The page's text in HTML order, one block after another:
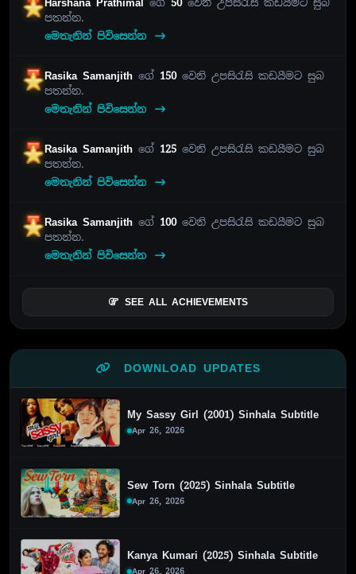
පතන්න.
මෙතැනින් පිවිසෙන්න
Rasika Samanjithගේ 150වෙනි උපසිරැසි කඩයීමට සුබ
පතන්න.
මෙතැනින් පිවිසෙන්න
Rasika Samanjithගේ 125 වෙනි උපසිරැසි කඩයීමට සුබ
පතන්න.
මෙතැනින් පිවිසෙන්න
Rasika Samanjithගේ 100වෙනි උපසිරැසි කඩයීමට සුබ
පතන්න.
මෙතැනින් පිවිසෙන්න
SEE ALL ACHIEVEMENTS
DOWNLOAD UPDATES
My Sassy Girl (2001) Sinhala Subtitle
Apr 26, 2026
Sew Torn (2025) Sinhala Subtitle
Apr 26, 2026
Kanya Kumari (2025) Sinhala Subtitle
Apr 26, 2026